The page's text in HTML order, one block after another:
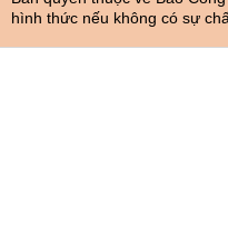
hình thức nếu không có sự